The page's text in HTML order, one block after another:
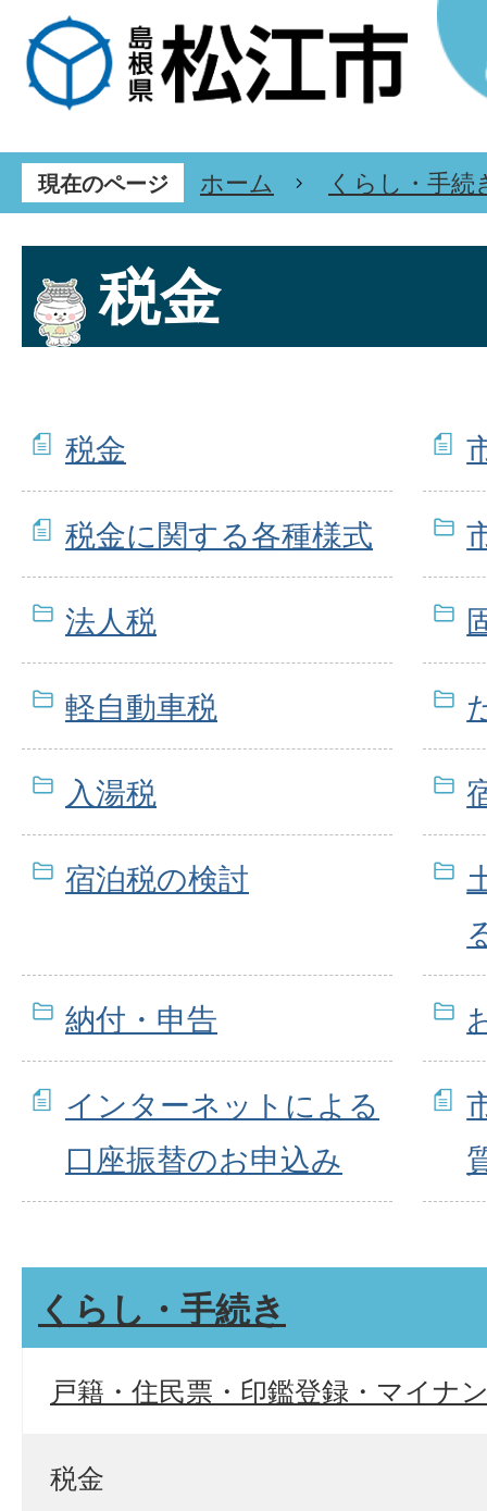
現在のページ ホーム くらし・手続
税金
税金
税金に関する各種様式
法人税
軽自動車税
入湯税
宿泊税の検討
納付・申告
インターネットによる
口座振替のお申込み
くらし・手続き
戸籍・住民票・印鑑登録・マイナ
税金